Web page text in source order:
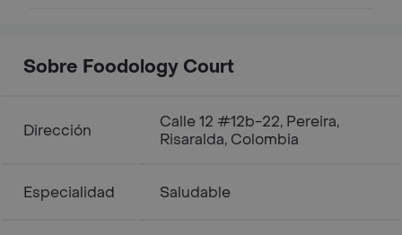
Sobre Foodology Court
Dirección
Calle 12 #12b-22, Pereira,
Risaralda, Colombia
Especialidad Saludable